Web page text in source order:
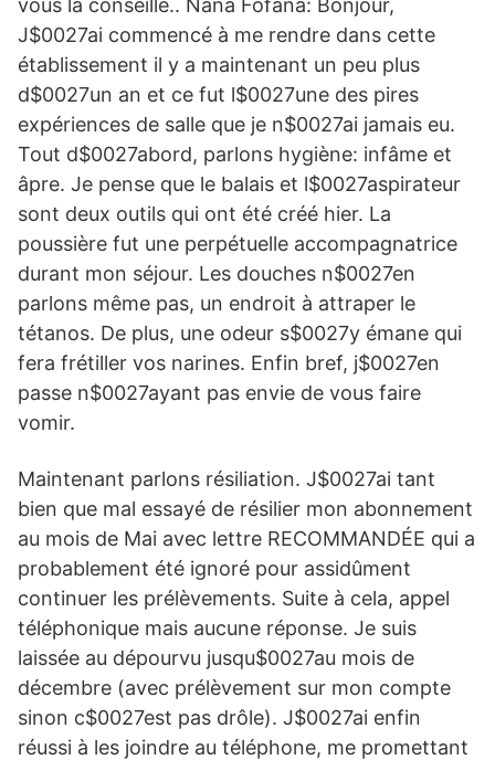
vous la conseille.. Nana Fofana: Bonjour,
J$0027ai commencé à me rendre dans cette
établissement il y a maintenant un peu plus
d$0027un an et ce fut l$0027une des pires
expériences de salle que je n$0027ai jamais eu.
Tout d$0027abord, parlons hygiène: infâme et
âpre. Je pense que le balais et l$0027aspirateur
sont deux outils qui ont été créé hier. La
poussière fut une perpétuelle accompagnatrice
durant mon séjour. Les douches n$0027en
parlons même pas, un endroit à attraper le
tétanos. De plus, une odeur s$0027y émane qui
fera frétiller vos narines. Enfin bref, j$0027en
passe n$0027ayant pas envie de vous faire
vomir.
Maintenant parlons résiliation. J$0027ai tant
bien que mal essayé de résilier mon abonnement
au mois de Mai avec lettre RECOMMANDÉE qui a
probablement été ignoré pour assidûment
continuer les prélèvements. Suite à cela, appel
téléphonique mais aucune réponse. Je suis
laissée au dépourvu jusqu$0027au mois de
décembre (avec prélèvement sur mon compte
sinon c$0027est pas drôle). J$0027ai enfin
réussi à les joindre au téléphone, me promettant